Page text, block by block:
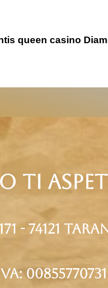
queen casino
ti
- 74121
00855770731